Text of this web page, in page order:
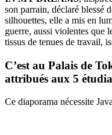
son parrain, déclaré blessé
silhouettes, elle a mis en
guerre, aussi violentes que
tissus de tenues de travail,
C’est au Palais de
attribués aux 5
Ce diaporama nécessite